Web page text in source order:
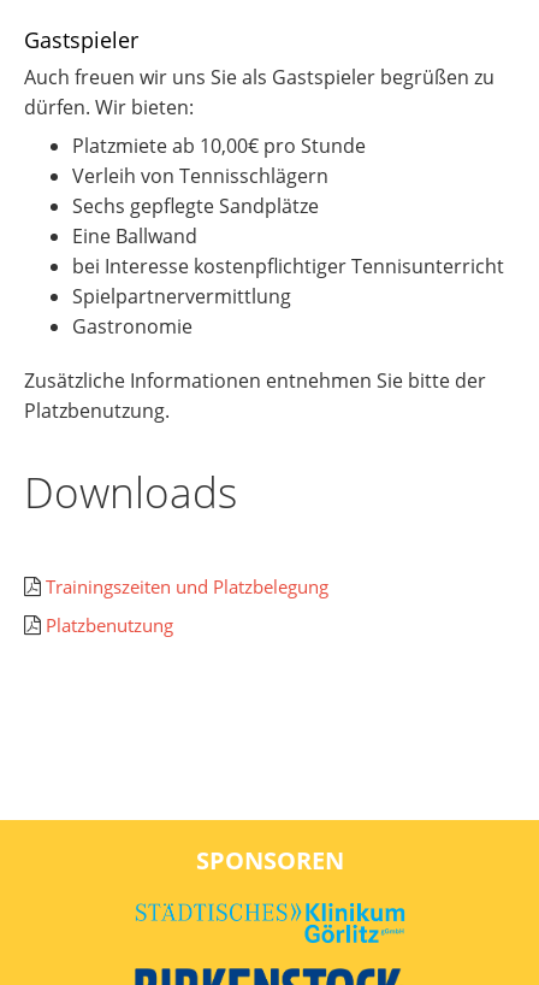
Gastspieler
Auch freuen wir uns Sie als Gastspieler begrüßen zu
dürfen. Wir bieten:
Platzmiete ab 10,00€ pro Stunde
Verleih von Tennisschlägern
Sechs gepflegte Sandplätze
Eine Ballwand
bei Interesse kostenpflichtiger Tennisunterricht
Spielpartnervermittlung
Gastronomie
Zusätzliche Informationen entnehmen Sie bitte der
Platzbenutzung.
Downloads
Trainingszeiten und Platzbelegung
Platzbenutzung
SPONSOREN